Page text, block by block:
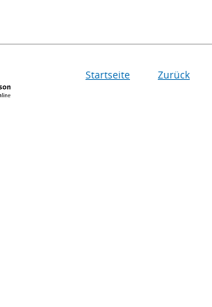
Startseite Zurück